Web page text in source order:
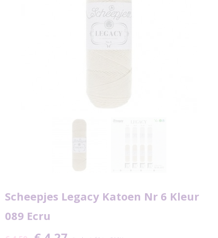
Scheepjes Legacy Katoen Nr 6 Kleur
089 Ecru